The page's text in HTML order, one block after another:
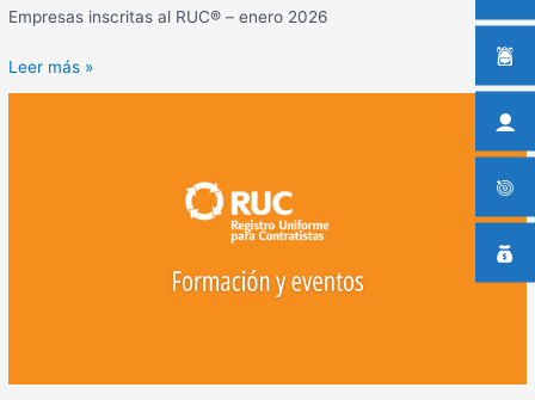
Empresas inscritas al RUC® – enero 2026
Leer más »